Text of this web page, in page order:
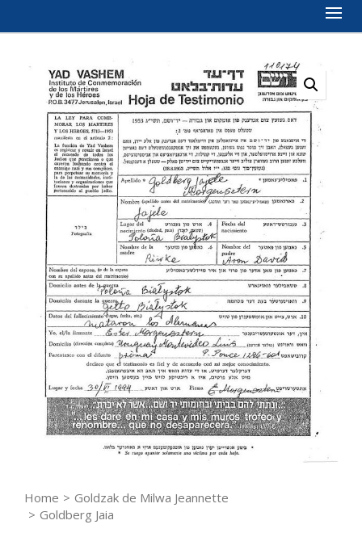
Home > Goldzak de Milwa Jeannette
> Goldberg Jaia